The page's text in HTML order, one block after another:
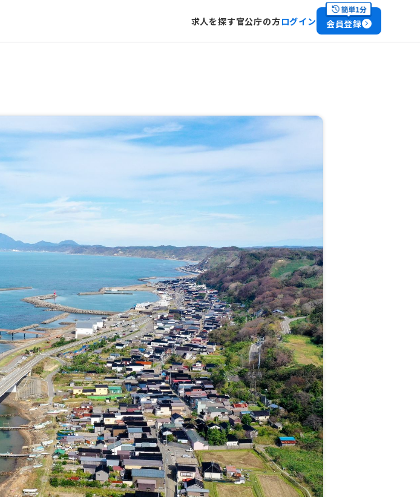
求人を探す官公庁の方ログイン 会員登録